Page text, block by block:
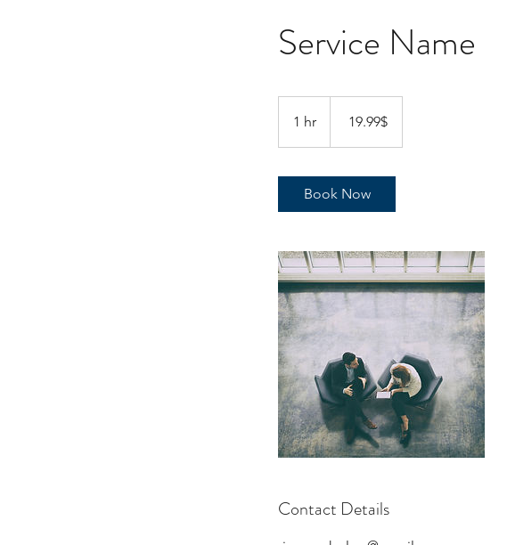
Service Name
1 hr
h
אמריקאי
‏19.99 ‏$
Book Now
Contact Details